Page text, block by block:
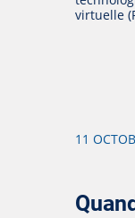
virtuelle
11